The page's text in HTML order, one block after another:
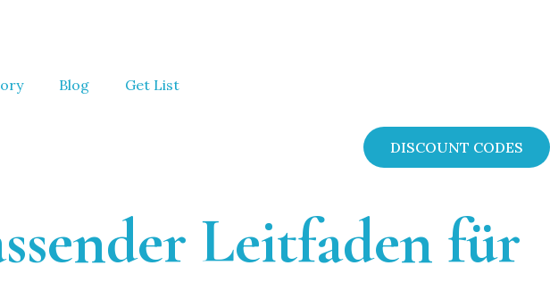
Blog Get List
DISCOUNT CODES
Leitfaden für